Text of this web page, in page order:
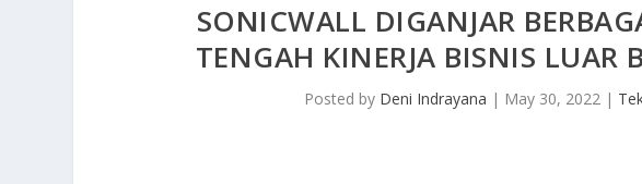
SONICWALL DIGANJAR
TENGAH KINERJA BISNIS LUAR
Posted by Deni Indrayana | May 30, 2022 |